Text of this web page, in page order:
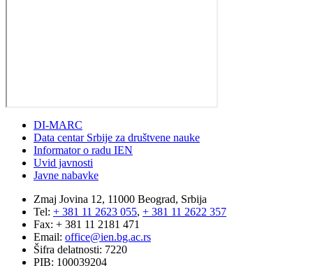
DI-MARC
Data centar Srbije za društvene nauke
Informator o radu IEN
Uvid javnosti
Javne nabavke
Zmaj Jovina 12, 11000 Beograd, Srbija
Tel: + 381 11 2623 055, + 381 11 2622 357
Fax: + 381 11 2181 471
Email: office@ien.bg.ac.rs
Šifra delatnosti: 7220
PIB: 100039204